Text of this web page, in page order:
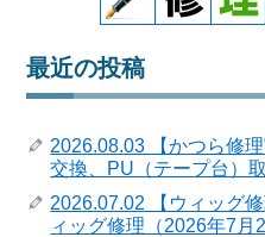
最近の投稿
2026.08.03 【かつら修
交換、PU（テープ台）
2026.07.02 【ウィッグ
ィッグ修理（2026年7月2